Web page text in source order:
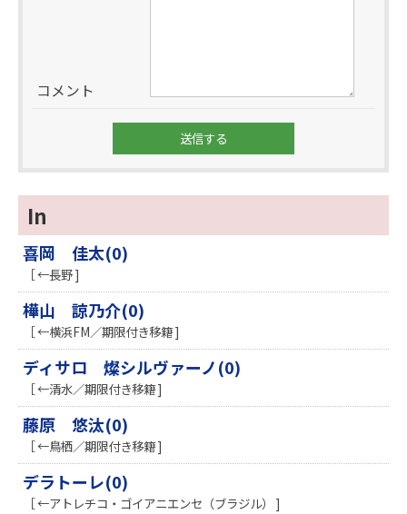
コメント
In
喜岡 佳太(0)
［ ←長野 ]
樺山 諒乃介(0)
［ ←横浜FM／期限付き移籍 ]
ディサロ 燦シルヴァーノ(0)
［ ←清水／期限付き移籍 ]
藤原 悠汰(0)
［ ←鳥栖／期限付き移籍 ]
デラトーレ(0)
［ ←アトレチコ・ゴイアニエンセ（ブラジル） ]